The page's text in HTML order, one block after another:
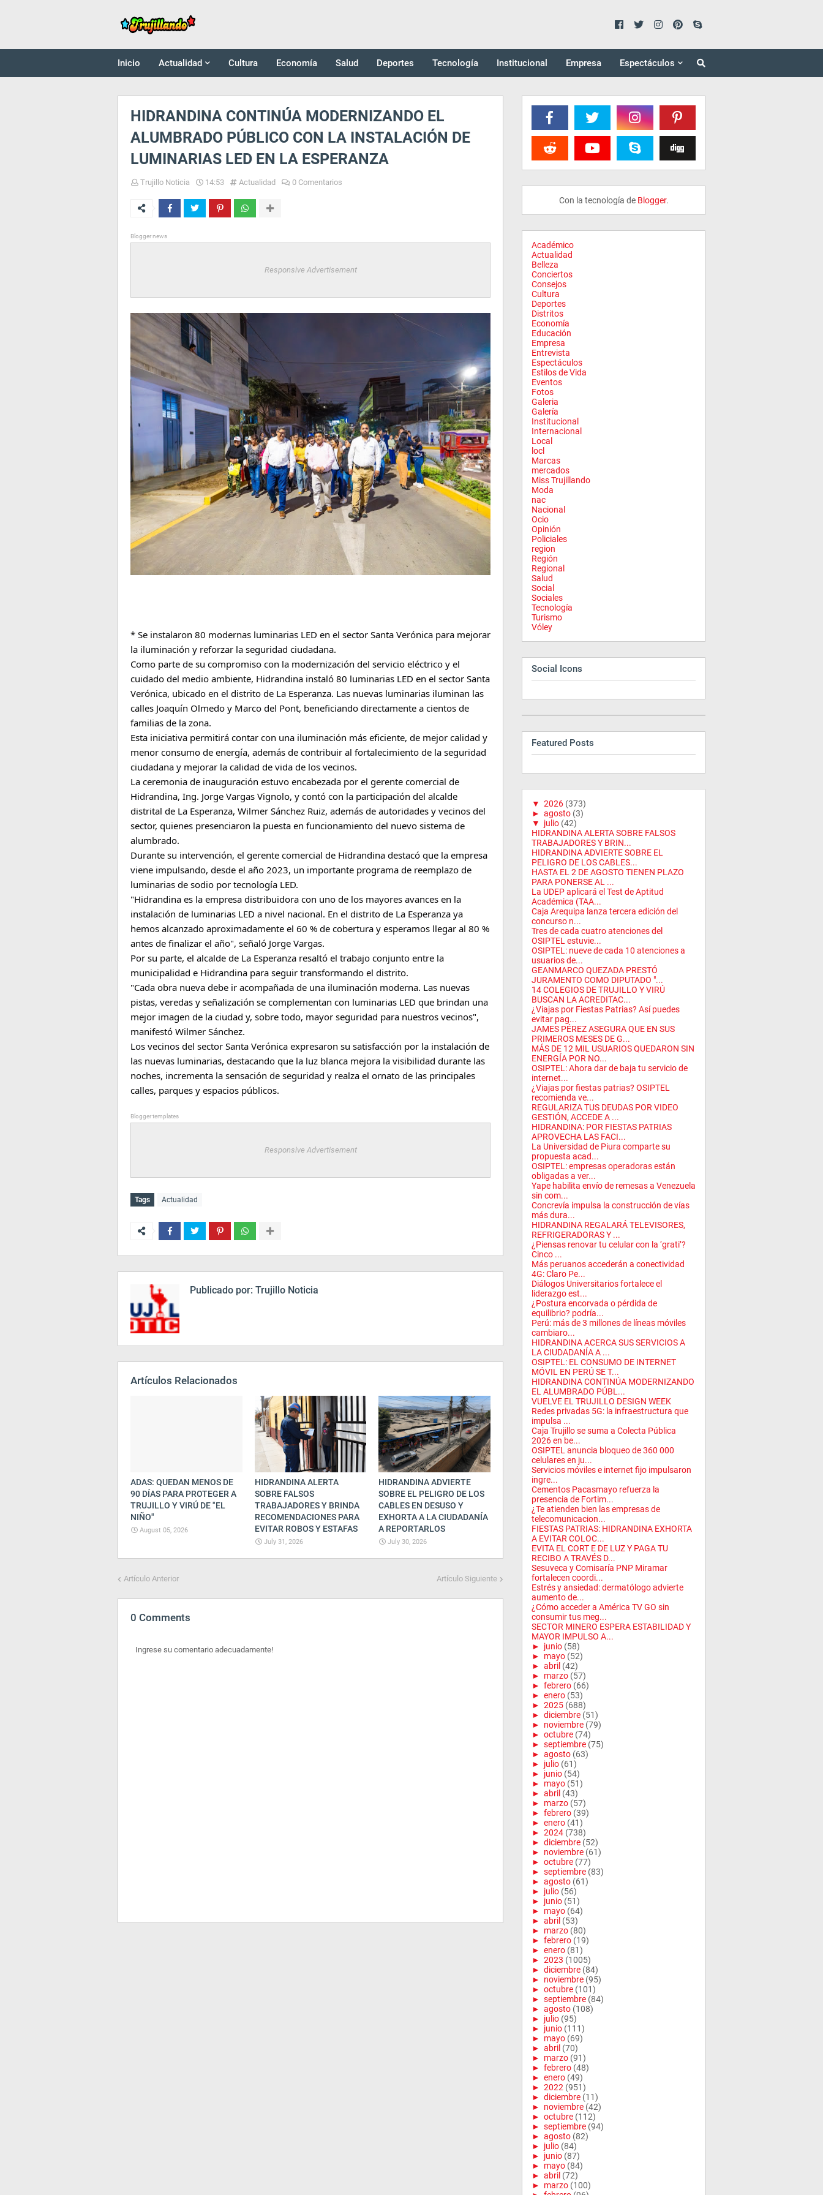
Inicio Actualidad Cultura Economía Salud Deportes Tecnología Institucional Empresa Espectáculos
HIDRANDINA CONTINÚA MODERNIZANDO EL
ALUMBRADO PÚBLICO CON LA INSTALACIÓN DE
LUMINARIAS LED EN LA ESPERANZA
Trujillo Noticia 14:53 Actualidad 0 Comentarios
Blogger news
Responsive Advertisement
* Se instalaron 80 modernas luminarias LED en el sector Santa Verónica para mejorar
la iluminación y reforzar la seguridad ciudadana.
Como parte de su compromiso con la modernización del servicio eléctrico y el
cuidado del medio ambiente, Hidrandina instaló 80 luminarias LED en el sector Santa
Verónica, ubicado en el distrito de La Esperanza. Las nuevas luminarias iluminan las
calles Joaquín Olmedo y Marco del Pont, beneficiando directamente a cientos de
familias de la zona.
Esta iniciativa permitirá contar con una iluminación más eficiente, de mejor calidad y
menor consumo de energía, además de contribuir al fortalecimiento de la seguridad
ciudadana y mejorar la calidad de vida de los vecinos.
La ceremonia de inauguración estuvo encabezada por el gerente comercial de
Hidrandina, Ing. Jorge Vargas Vignolo, y contó con la participación del alcalde
distrital de La Esperanza, Wilmer Sánchez Ruiz, además de autoridades y vecinos del
sector, quienes presenciaron la puesta en funcionamiento del nuevo sistema de
alumbrado.
Durante su intervención, el gerente comercial de Hidrandina destacó que la empresa
viene impulsando, desde el año 2023, un importante programa de reemplazo de
luminarias de sodio por tecnología LED.
"Hidrandina es la empresa distribuidora con uno de los mayores avances en la
instalación de luminarias LED a nivel nacional. En el distrito de La Esperanza ya
hemos alcanzado aproximadamente el 60 % de cobertura y esperamos llegar al 80 %
antes de finalizar el año", señaló Jorge Vargas.
Por su parte, el alcalde de La Esperanza resaltó el trabajo conjunto entre la
municipalidad e Hidrandina para seguir transformando el distrito.
"Cada obra nueva debe ir acompañada de una iluminación moderna. Las nuevas
pistas, veredas y señalización se complementan con luminarias LED que brindan una
mejor imagen de la ciudad y, sobre todo, mayor seguridad para nuestros vecinos",
manifestó Wilmer Sánchez.
Los vecinos del sector Santa Verónica expresaron su satisfacción por la instalación de
las nuevas luminarias, destacando que la luz blanca mejora la visibilidad durante las
noches, incrementa la sensación de seguridad y realza el ornato de las principales
calles, parques y espacios públicos.
Blogger templates
Responsive Advertisement
Tags Actualidad
Publicado por: Trujillo Noticia
Artículos Relacionados
ADAS: QUEDAN MENOS DE
90 DÍAS PARA PROTEGER A
TRUJILLO Y VIRÚ DE "EL
NIÑO"
August 05, 2026
HIDRANDINA ALERTA
SOBRE FALSOS
TRABAJADORES Y BRINDA
RECOMENDACIONES PARA
EVITAR ROBOS Y ESTAFAS
July 31, 2026
HIDRANDINA ADVIERTE
SOBRE EL PELIGRO DE LOS
CABLES EN DESUSO Y
EXHORTA A LA CIUDADANÍA
A REPORTARLOS
July 30, 2026
Artículo Anterior Artículo Siguiente
0 Comments
Ingrese su comentario adecuadamente!
Con la tecnología de Blogger.
Académico
Actualidad
Belleza
Conciertos
Consejos
Cultura
Deportes
Distritos
Economía
Educación
Empresa
Entrevista
Espectáculos
Estilos de Vida
Eventos
Fotos
Galeria
Galería
Institucional
Internacional
Local
locl
Marcas
mercados
Miss Trujillando
Moda
nac
Nacional
Ocio
Opinión
Policiales
region
Región
Regional
Salud
Social
Sociales
Tecnología
Turismo
Vóley
Social Icons
Featured Posts
▼ 2026 (373)
► agosto (3)
▼
julio (42)
HIDRANDINA ALERTA SOBRE FALSOS
TRABAJADORES Y BRIN...
HIDRANDINA ADVIERTE SOBRE EL
PELIGRO DE LOS CABLES...
HASTA EL 2 DE AGOSTO TIENEN PLAZO
PARA PONERSE AL ...
La UDEP aplicará el Test de Aptitud
Académica (TAA...
Caja Arequipa lanza tercera edición del
concurso n...
Tres de cada cuatro atenciones del
OSIPTEL estuvie...
OSIPTEL: nueve de cada 10 atenciones a
usuarios de...
GEANMARCO QUEZADA PRESTÓ
JURAMENTO COMO DIPUTADO "...
14 COLEGIOS DE TRUJILLO Y VIRÚ
BUSCAN LA ACREDITAC...
¿Viajas por Fiestas Patrias? Así puedes
evitar pag...
JAMES PÉREZ ASEGURA QUE EN SUS
PRIMEROS MESES DE G...
MÁS DE 12 MIL USUARIOS QUEDARON SIN
ENERGÍA POR NO...
OSIPTEL: Ahora dar de baja tu servicio de
internet...
¿Viajas por fiestas patrias? OSIPTEL
recomienda ve...
REGULARIZA TUS DEUDAS POR VIDEO
GESTIÓN, ACCEDE A ...
HIDRANDINA: POR FIESTAS PATRIAS
APROVECHA LAS FACI...
La Universidad de Piura comparte su
propuesta acad...
OSIPTEL: empresas operadoras están
obligadas a ver...
Yape habilita envío de remesas a Venezuela
sin com...
Concrevía impulsa la construcción de vías
más dura...
HIDRANDINA REGALARÁ TELEVISORES,
REFRIGERADORAS Y ...
¿Piensas renovar tu celular con la ‘grati’?
Cinco ...
Más peruanos accederán a conectividad
4G: Claro Pe...
Diálogos Universitarios fortalece el
liderazgo est...
¿Postura encorvada o pérdida de
equilibrio? podría...
Perú: más de 3 millones de líneas móviles
cambiaro...
HIDRANDINA ACERCA SUS SERVICIOS A
LA CIUDADANÍA A ...
OSIPTEL: EL CONSUMO DE INTERNET
MÓVIL EN PERÚ SE T...
HIDRANDINA CONTINÚA MODERNIZANDO
EL ALUMBRADO PÚBL...
VUELVE EL TRUJILLO DESIGN WEEK
Redes privadas 5G: la infraestructura que
impulsa ...
Caja Trujillo se suma a Colecta Pública
2026 en be...
OSIPTEL anuncia bloqueo de 360 000
celulares en ju...
Servicios móviles e internet fijo impulsaron
ingre...
Cementos Pacasmayo refuerza la
presencia de Fortim...
¿Te atienden bien las empresas de
telecomunicacion...
FIESTAS PATRIAS: HIDRANDINA EXHORTA
A EVITAR COLOC...
EVITA EL CORT E DE LUZ Y PAGA TU
RECIBO A TRAVÉS D...
Sesuveca y Comisaría PNP Miramar
fortalecen coordi...
Estrés y ansiedad: dermatólogo advierte
aumento de...
¿Cómo acceder a América TV GO sin
consumir tus meg...
SECTOR MINERO ESPERA ESTABILIDAD Y
MAYOR IMPULSO A...
► junio (58)
► mayo (52)
► abril (42)
► marzo (57)
► febrero (66)
► enero (53)
► 2025 (688)
► diciembre (51)
► noviembre (79)
► octubre (74)
► septiembre (75)
► agosto (63)
► julio (61)
► junio (54)
► mayo (51)
► abril (43)
► marzo (57)
► febrero (39)
► enero (41)
► 2024 (738)
► diciembre (52)
► noviembre (61)
► octubre (77)
► septiembre (83)
► agosto (61)
► julio (56)
► junio (51)
► mayo (64)
► abril (53)
► marzo (80)
► febrero (19)
► enero (81)
► 2023 (1005)
► diciembre (84)
► noviembre (95)
► octubre (101)
► septiembre (84)
► agosto (108)
► julio (95)
► junio (111)
► mayo (69)
► abril (70)
► marzo (91)
► febrero (48)
► enero (49)
► 2022 (951)
► diciembre (11)
► noviembre (42)
► octubre (112)
► septiembre (94)
► agosto (82)
► julio (84)
► junio (87)
► mayo (84)
► abril (72)
► marzo (100)